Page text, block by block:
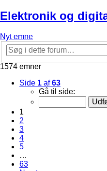
Elektronik og
Nyt emne
1574 emner
Side 1 af63
Gå til side:
1
2
3
4
5
…
63